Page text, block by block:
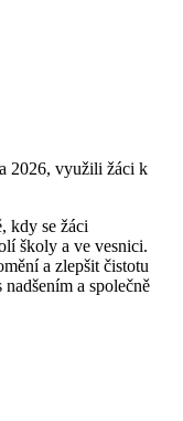
2026, využili žáci k
kdy se žáci
školy a ve vesnici.
a zlepšit čistotu
a společně